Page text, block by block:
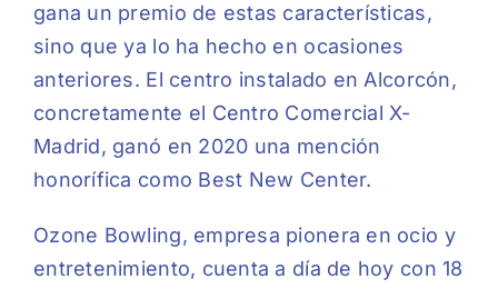
gana un premio de estas características,
sino que ya lo ha hecho en ocasiones
anteriores. El centro instalado en Alcorcón,
concretamente el Centro Comercial X-
Madrid, ganó en 2020 una mención
honorífica como Best New Center.
Ozone Bowling, empresa pionera en ocio y
entretenimiento, cuenta a día de hoy con 18